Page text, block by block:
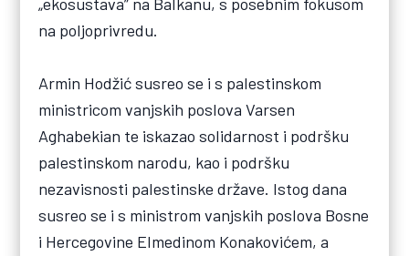
na poljoprivredu.
Armin Hodžić susreo se i s palestinskom
ministricom vanjskih poslova Varsen
Aghabekian te iskazao solidarnost i podršku
palestinskom narodu, kao i podršku
nezavisnosti palestinske države. Istog dana
susreo se i s ministrom vanjskih poslova Bosne
i Hercegovine Elmedinom Konakovićem, a